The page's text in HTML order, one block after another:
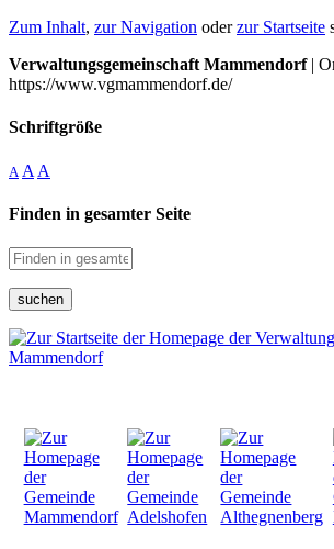
Zum Inhalt, zur Navigation oderzur Startseite
Verwaltungsgemeinschaft Mammendorf|
https://www.vgmammendorf.de/
Schriftgröße
A A A
Finden in gesamter Seite
suchen